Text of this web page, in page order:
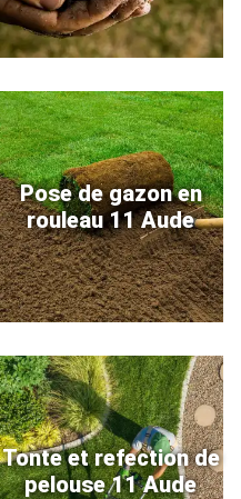
Pose de gazon en
rouleau 11 Aude
Tonte et refection de
pelouse 11 Aude